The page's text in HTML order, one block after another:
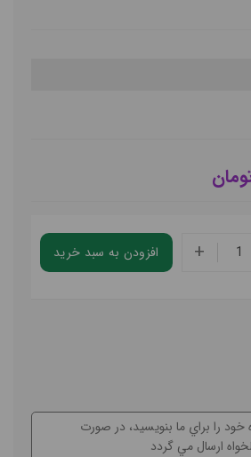
افزودن به سبد خريد +